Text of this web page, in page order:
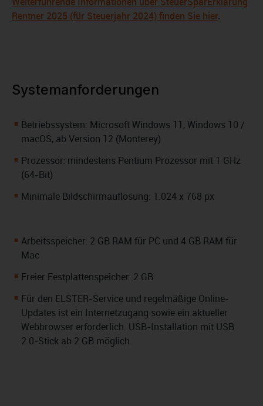
Rentner 2025 (für Steuerjahr 2024) finden Sie hier.
Systemanforderungen
Betriebssystem: Microsoft Windows 11, Windows 10 /
macOS, ab Version 12 (Monterey)
Prozessor: mindestens Pentium Prozessor mit 1 GHz
(64-Bit)
Minimale Bildschirmauflösung: 1.024 x 768 px
Arbeitsspeicher: 2 GB RAM für PC und 4 GB RAM für
Mac
Freier Festplattenspeicher: 2 GB
Für den ELSTER-Service und regelmäßige Online-
Updates ist ein Internetzugang sowie ein aktueller
Webbrowser erforderlich. USB-Installation mit USB
2.0-Stick ab 2 GB möglich.